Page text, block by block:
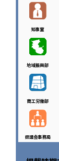
知事室
地域振興部
商工労働部
県議会事務局